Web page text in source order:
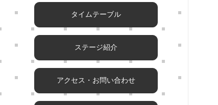
タイムテーブル
ステージ紹介
アクセス・お問い合わせ